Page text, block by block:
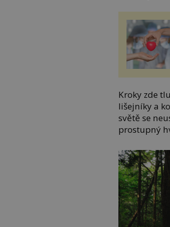
Kroky zde
lišejníky a
světě se
prostupný